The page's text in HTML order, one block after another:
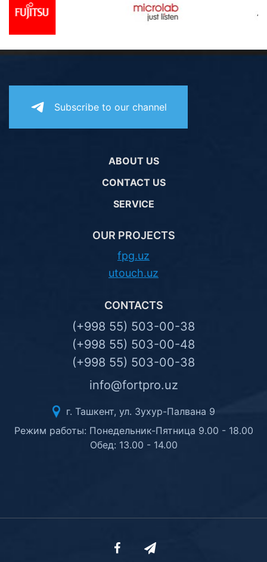
Subscribe to our channel
ABOUT US
CONTACT US
SERVICE
OUR PROJECTS
fpg.uz
utouch.uz
CONTACTS
(+998 55) 503-00-38
(+998 55) 503-00-48
(+998 55) 503-00-38
info@fortpro.uz
г. Ташкент, ул. Зухур-Палвана 9
Режим работы: Понедельник-Пятница 9.00 - 18.00
Обед: 13.00 - 14.00